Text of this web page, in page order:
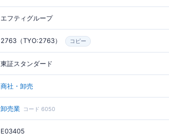
エフティグループ
2763（TYO:2763） コピー
東証スタンダード
商社・卸売
卸売業 コード 6050
E03405